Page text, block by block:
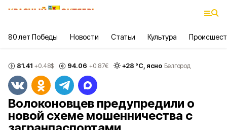
80 лет Победы Новости Статьи Культура
81.41 +0.48$ 94.06 +0.87€ +28 °С, ясно Белгород
Волоконовцев предупредили о
новой схеме мошенничества с